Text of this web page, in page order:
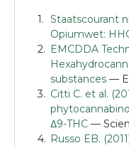
Staatscourant
Opiumwet:
EMCDDA
substances —
Citti C. et al.
Δ9-THC —
Russo EB.